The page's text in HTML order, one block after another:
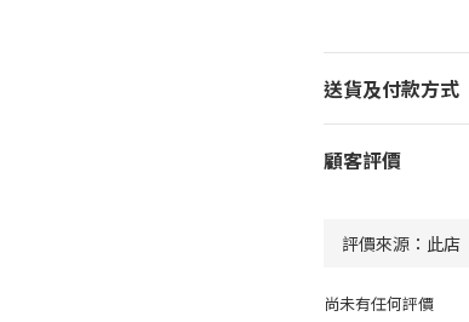
送貨及付款方式
顧客評價
尚未有任何評價